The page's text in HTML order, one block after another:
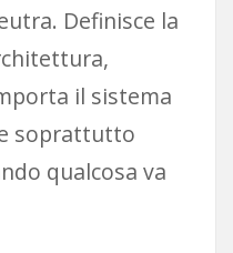
Definisce la
il sistema
soprattutto
qualcosa va